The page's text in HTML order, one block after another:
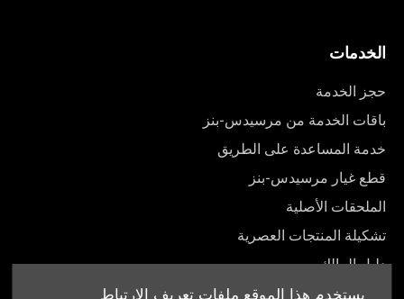
يستخدم هذا الموقع ملفات تعريف الارتباط
الخدمات
حجز الخدمة
باقات الخدمة من مرسيدس-بنز
خدمة المساعدة على الطريق
قطع غيار مرسيدس-بنز
الملحقات الأصلية
تشكيلة المنتجات العصرية
دليل المالك